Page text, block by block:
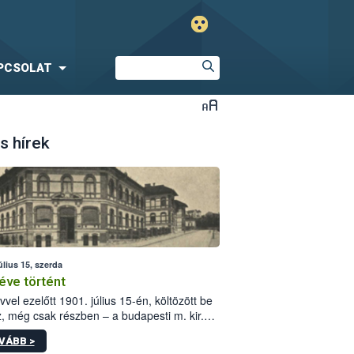
hírek
15, szerda
történt
ezelőtt 1901. július 15-én, költözött be
még csak részben – a budapesti m. kir.
állomás a Kis Rókus utca
alatti, Czigler Győző által tervezett új
>